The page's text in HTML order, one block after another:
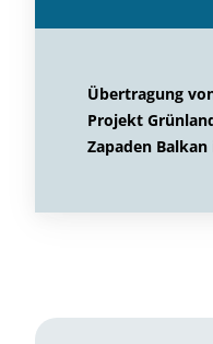
Übertragung
Projekt
Zapaden